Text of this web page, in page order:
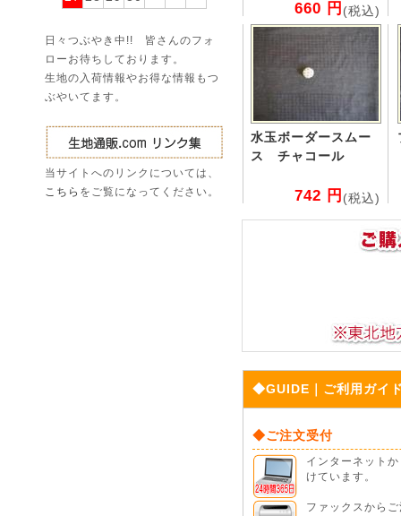
日々つぶやき中!! 皆さんのフォ
ローお待ちしております。
生地の入荷情報やお得な情報もつ
ぶやいてます。
当サイトへのリンクについては、
こちら をご覧になってください。
660 円 (税込)
水玉ボーダースムー
ス チャコール
742 円 (税込)
◆GUIDE｜ご利用ガイ
◆ご注文受付
インターネット
けています。
ファックスから